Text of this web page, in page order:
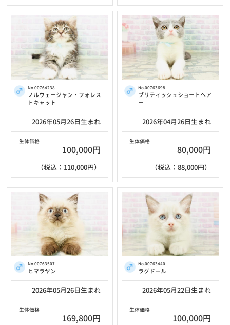
No.00764238
ノルウェージャン・フォレス
トキャット
2026年05月26日生まれ
生体価格
100,000円
（税込：110,000円）
No.00763698
ブリティッシュショートヘア
ー
2026年04月26日生まれ
生体価格
80,000円
（税込：88,000円）
No.00763507
ヒマラヤン
2026年05月26日生まれ
生体価格
169,800円
No.00763440
ラグドール
2026年05月22日生まれ
生体価格
100,000円